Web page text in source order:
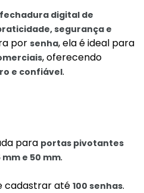
fechadura digital de
segurança e
por senha, ela é ideal para
, oferecendo
e confiável.
para portas pivotantes
mm e 50 mm.
cadastrar até100 senhas.